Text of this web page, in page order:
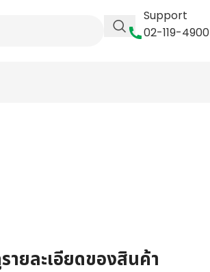
Support
02-119-4900
ายละเอียดของสินค้า